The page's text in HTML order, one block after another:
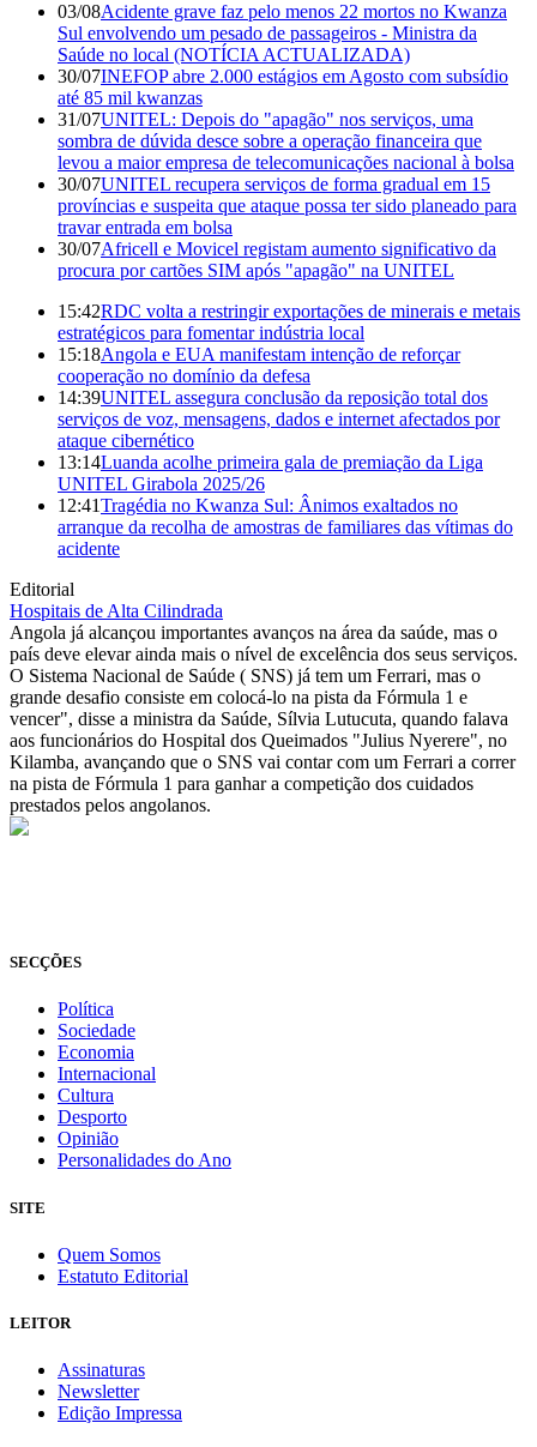
03/08Acidente grave faz pelo menos 22 mortos no Kwanza
Sul envolvendo um pesado de passageiros - Ministra da
Saúde no local (NOTÍCIA ACTUALIZADA)
30/07INEFOP abre 2.000 estágios em Agosto com subsídio
até 85 mil kwanzas
31/07UNITEL: Depois do "apagão" nos serviços, uma
sombra de dúvida desce sobre a operação financeira que
levou a maior empresa de telecomunicações nacional à bolsa
30/07UNITEL recupera serviços de forma gradual em 15
províncias e suspeita que ataque possa ter sido planeado para
travar entrada em bolsa
30/07Africell e Movicel registam aumento significativo da
procura por cartões SIM após "apagão" na UNITEL
15:42RDC volta a restringir exportações de minerais e metais
estratégicos para fomentar indústria local
15:18Angola e EUA manifestam intenção de reforçar
cooperação no domínio da defesa
14:39UNITEL assegura conclusão da reposição total dos
serviços de voz, mensagens, dados e internet afectados por
ataque cibernético
13:14Luanda acolhe primeira gala de premiação da Liga
UNITEL Girabola 2025/26
12:41Tragédia no Kwanza Sul: Ânimos exaltados no
arranque da recolha de amostras de familiares das vítimas do
acidente
Editorial
Hospitais de Alta Cilindrada
Angola já alcançou importantes avanços na área da saúde, mas o
país deve elevar ainda mais o nível de excelência dos seus serviços.
O Sistema Nacional de Saúde ( SNS) já tem um Ferrari, mas o
grande desafio consiste em colocá-lo na pista da Fórmula 1 e
vencer", disse a ministra da Saúde, Sílvia Lutucuta, quando falava
aos funcionários do Hospital dos Queimados "Julius Nyerere", no
Kilamba, avançando que o SNS vai contar com um Ferrari a correr
na pista de Fórmula 1 para ganhar a competição dos cuidados
prestados pelos angolanos.
SECÇÕES
Política
Sociedade
Economia
Internacional
Cultura
Desporto
Opinião
Personalidades do Ano
SITE
Quem Somos
Estatuto Editorial
LEITOR
Assinaturas
Newsletter
Edição Impressa